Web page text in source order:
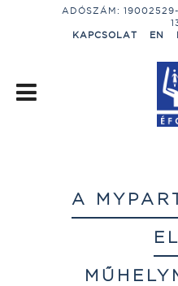
ADÓSZÁM: 19002529-
KAPCSOLAT
EN
A